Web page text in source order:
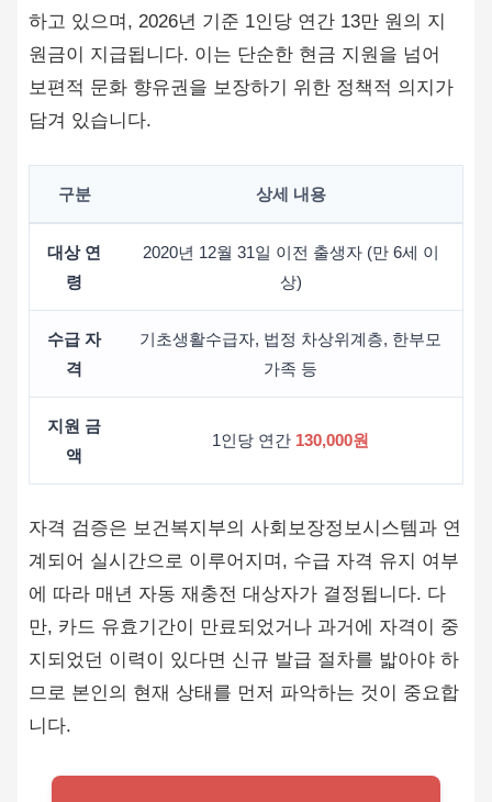
하고 있으며, 2026년 기준 1인당 연간 13만 원의 지
원금이 지급됩니다. 이는 단순한 현금 지원을 넘어
보편적 문화 향유권을 보장하기 위한 정책적 의지가
담겨 있습니다.
구분 상세 내용
대상 연
령
2020년 12월 31일 이전 출생자 (만 6세 이
상)
수급 자
격
기초생활수급자, 법정 차상위계층, 한부모
가족 등
지원 금
액
1인당 연간 130,000원
자격 검증은 보건복지부의 사회보장정보시스템과 연
계되어 실시간으로 이루어지며, 수급 자격 유지 여부
에 따라 매년 자동 재충전 대상자가 결정됩니다. 다
만, 카드 유효기간이 만료되었거나 과거에 자격이 중
지되었던 이력이 있다면 신규 발급 절차를 밟아야 하
므로 본인의 현재 상태를 먼저 파악하는 것이 중요합
니다.